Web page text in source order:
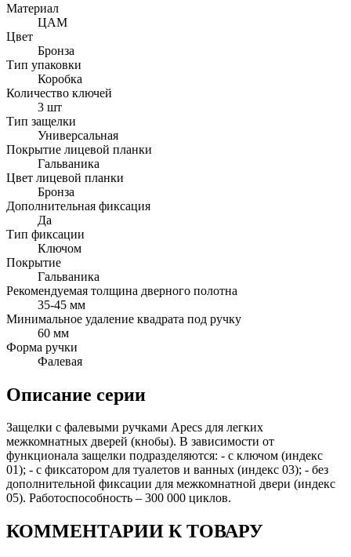
Материал
ЦАМ
Цвет
Бронза
Тип упаковки
Коробка
Количество ключей
3 шт
Тип защелки
Универсальная
Покрытие лицевой планки
Гальваника
Цвет лицевой планки
Бронза
Дополнительная фиксация
Да
Тип фиксации
Ключом
Покрытие
Гальваника
Рекомендуемая толщина дверного полотна
35-45 мм
Минимальное удаление квадрата под ручку
60 мм
Форма ручки
Фалевая
Описание серии
Защелки с фалевыми ручками Apecs для легких
межкомнатных дверей (кнобы). В зависимости от
функционала защелки подразделяются: - с ключом (индекс
01); - с фиксатором для туалетов и ванных (индекс 03); - без
дополнительной фиксации для межкомнатной двери (индекс
05). Работоспособность – 300 000 циклов.
КОММЕНТАРИИ К ТОВАРУ